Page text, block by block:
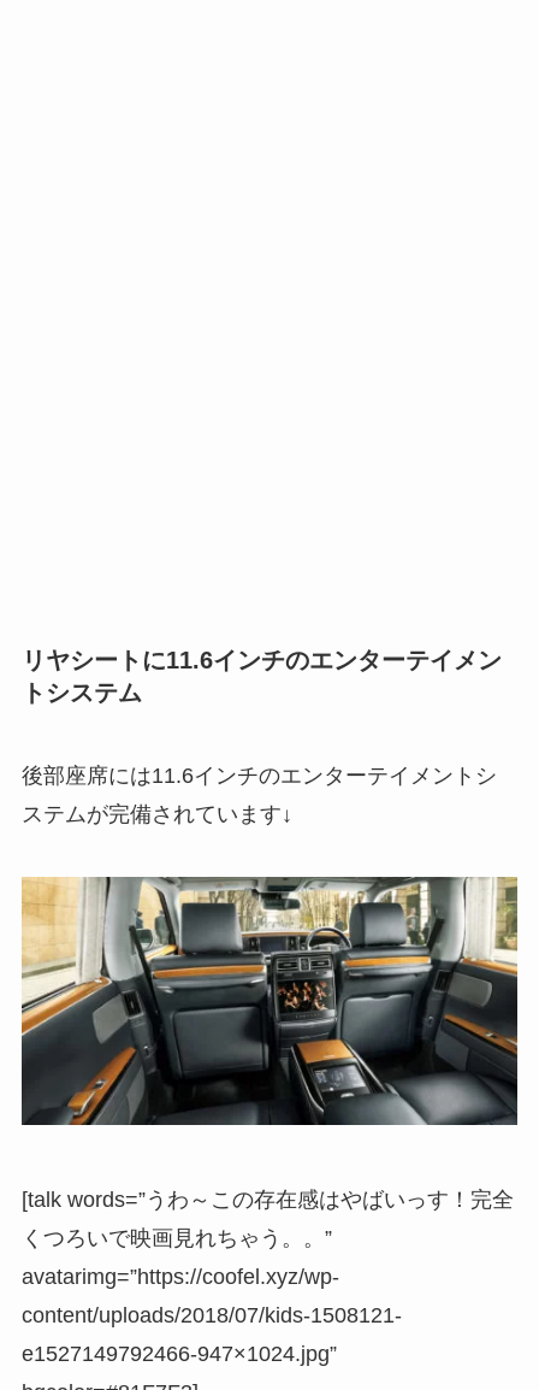
リヤシートに11.6インチのエンターテイメン
トシステム
後部座席には11.6インチのエンターテイメントシ
ステムが完備されています↓
[talk words=”うわ～この存在感はやばいっす！完全
くつろいで映画見れちゃう。。”
avatarimg=”https://coofel.xyz/wp-
content/uploads/2018/07/kids-1508121-
e1527149792466-947×1024.jpg”